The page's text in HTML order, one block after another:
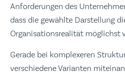
Anforderungen des
dass die gewählte Darstellung
Organisationsrealität möglichst
Gerade bei komplexeren
verschiedene Varianten